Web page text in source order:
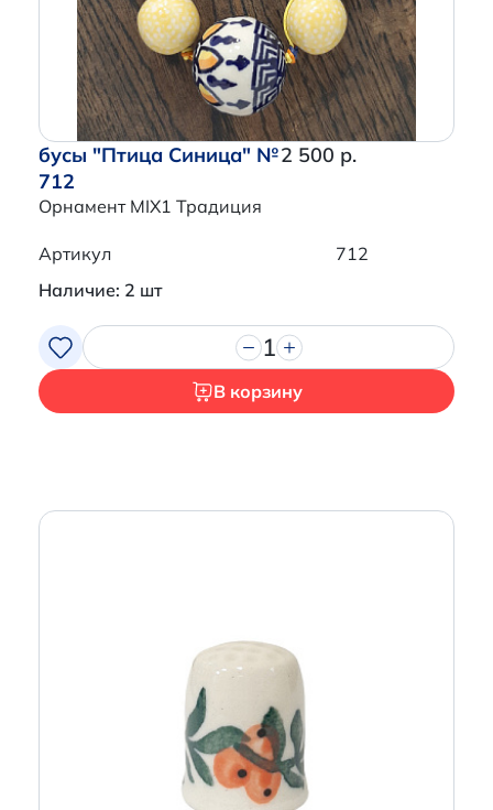
бусы "Птица Синица" №
712
Орнамент MIX1 Традиция
2 500 р.
Артикул
712
Наличие: 2 шт
1
В корзину